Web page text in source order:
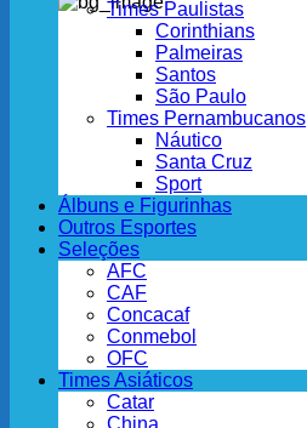
Times Paulistas
Corinthians
Palmeiras
Santos
São Paulo
Times Pernambucanos
Náutico
Santa Cruz
Sport
Álbuns e Figurinhas
Outros Esportes
Seleções
AFC
CAF
Concacaf
Conmebol
OFC
Times Asiáticos
Catar
China